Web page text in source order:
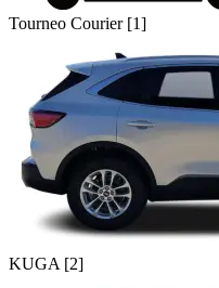
Tourneo Courier [1]
KUGA [2]